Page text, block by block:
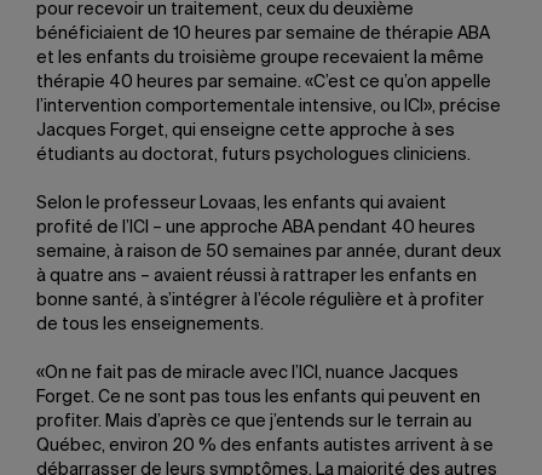
pour recevoir un traitement, ceux du deuxième
bénéficiaient de 10 heures par semaine de thérapie ABA
et les enfants du troisième groupe recevaient la même
thérapie 40 heures par semaine. «C’est ce qu’on appelle
l’intervention comportementale intensive, ou ICI», précise
Jacques Forget, qui enseigne cette approche à ses
étudiants au doctorat, futurs psychologues cliniciens.
Selon le professeur Lovaas, les enfants qui avaient
profité de l’ICI – une approche ABA pendant 40 heures
semaine, à raison de 50 semaines par année, durant deux
à quatre ans – avaient réussi à rattraper les enfants en
bonne santé, à s’intégrer à l’école régulière et à profiter
de tous les enseignements.
«On ne fait pas de miracle avec l’ICI, nuance Jacques
Forget. Ce ne sont pas tous les enfants qui peuvent en
profiter. Mais d’après ce que j’entends sur le terrain au
Québec, environ 20 % des enfants autistes arrivent à se
débarrasser de leurs symptômes. La majorité des autres